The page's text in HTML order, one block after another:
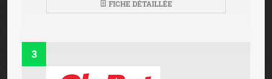
FICHE DÉTAILLÉE
3